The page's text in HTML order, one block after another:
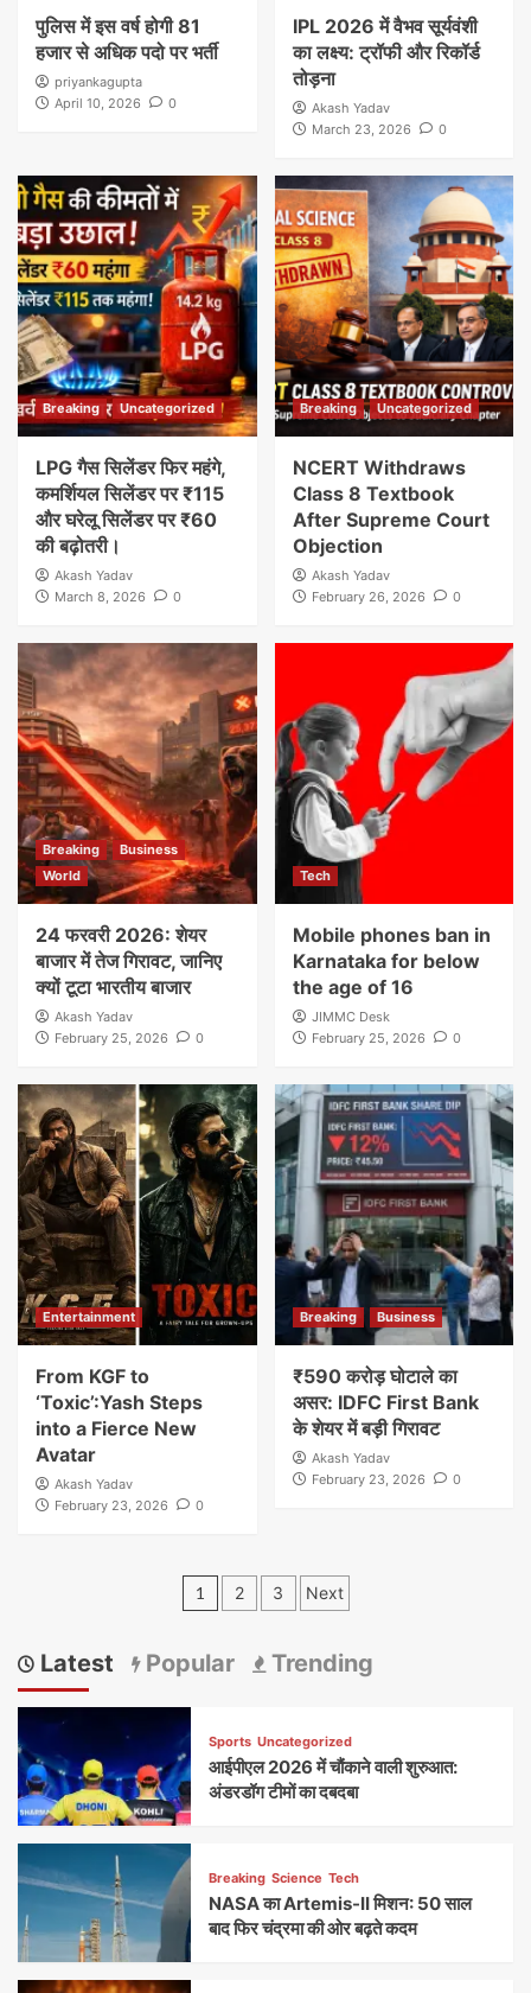
पुलिस में इस वर्ष होगी 81
हजार से अधिक पदो पर भर्ती
priyankagupta
April 10, 2026
0
IPL 2026 में वैभव सूर्यवंशी
का लक्ष्य: ट्रॉफी और रिकॉर्ड
तोड़ना
Akash Yadav
March 23, 2026
0
Breaking Uncategorized
LPG गैस सिलेंडर फिर महंगे,
कमर्शियल सिलेंडर पर ₹115
और घरेलू सिलेंडर पर ₹60
की बढ़ोतरी।
Akash Yadav
March 8, 2026
0
Breaking Uncategorized
NCERT Withdraws
Class 8 Textbook
After Supreme Court
Objection
Akash Yadav
February 26, 2026
0
Breaking
Business
World
24 फरवरी 2026: शेयर
बाजार में तेज गिरावट, जानिए
क्यों टूटा भारतीय बाजार
Akash Yadav
February 25, 2026
0
Tech
Mobile phones ban in
Karnataka for below
the age of 16
JIMMC Desk
February 25, 2026
0
Entertainment
From KGF to
‘Toxic’:Yash Steps
into a Fierce New
Avatar
Akash Yadav
February 23, 2026
0
Breaking Business
₹590 करोड़ घोटाले का
असर: IDFC First Bank
के शेयर में बड़ी गिरावट
Akash Yadav
February 23, 2026
0
Posts
1 2 3 Next
Latest Popular Trending
Sports Uncategorized
आईपीएल 2026 में चौंकाने वाली शुरुआत:
अंडरडॉग टीमों का दबदबा
Breaking Science Tech
NASA का Artemis-II मिशन: 50 साल
बाद फिर चंद्रमा की ओर बढ़ते कदम